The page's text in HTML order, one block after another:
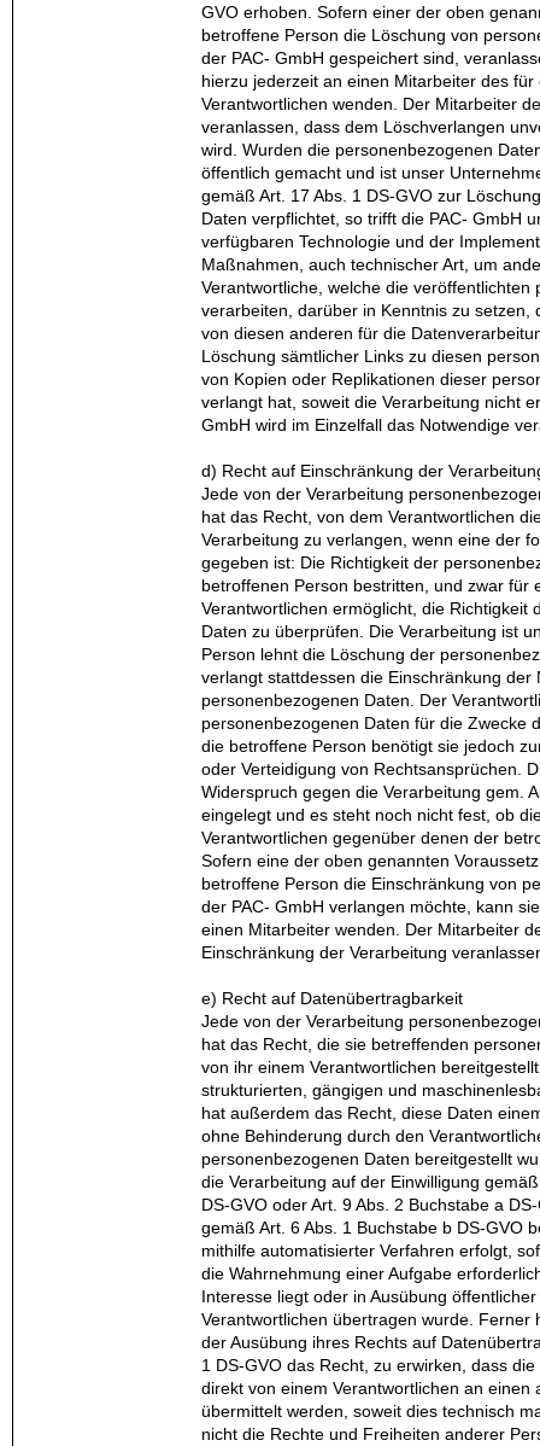
GVO erhoben. Sofern einer der oben
betroffene Person die Löschung von
der PAC- GmbH gespeichert sind,
hierzu jederzeit an einen Mitarbeiter des für
Verantwortlichen wenden. Der Mitarbeiter
veranlassen, dass dem Löschverlangen
wird. Wurden die personenbezogenen
öffentlich gemacht und ist unser
gemäß Art. 17 Abs. 1 DS-GVO zur
Daten verpflichtet, so trifft die PAC- GmbH
verfügbaren Technologie und der
Maßnahmen, auch technischer Art, um
Verantwortliche, welche die veröffentlichten
verarbeiten, darüber in Kenntnis zu setzen,
von diesen anderen für die
Löschung sämtlicher Links zu diesen
von Kopien oder Replikationen dieser
verlangt hat, soweit die Verarbeitung nicht
GmbH wird im Einzelfall das Notwendige
d) Recht auf Einschränkung der
Jede von der Verarbeitung
hat das Recht, von dem Verantwortlichen
Verarbeitung zu verlangen, wenn eine der
gegeben ist: Die Richtigkeit der
betroffenen Person bestritten, und zwar für
Verantwortlichen ermöglicht, die Richtigkeit
Daten zu überprüfen. Die Verarbeitung ist
Person lehnt die Löschung der
verlangt stattdessen die Einschränkung der
personenbezogenen Daten. Der
personenbezogenen Daten für die Zwecke
die betroffene Person benötigt sie jedoch
oder Verteidigung von Rechtsansprüchen.
Widerspruch gegen die Verarbeitung gem.
eingelegt und es steht noch nicht fest, ob
Verantwortlichen gegenüber denen der
Sofern eine der oben genannten
betroffene Person die Einschränkung von
der PAC- GmbH verlangen möchte, kann
einen Mitarbeiter wenden. Der Mitarbeiter
Einschränkung der Verarbeitung
e) Recht auf Datenübertragbarkeit
Jede von der Verarbeitung
hat das Recht, die sie betreffenden
von ihr einem Verantwortlichen
strukturierten, gängigen und
hat außerdem das Recht, diese Daten
ohne Behinderung durch den
personenbezogenen Daten bereitgestellt
die Verarbeitung auf der Einwilligung
DS-GVO oder Art. 9 Abs. 2 Buchstabe a
gemäß Art. 6 Abs. 1 Buchstabe b DS-GVO
mithilfe automatisierter Verfahren erfolgt,
die Wahrnehmung einer Aufgabe
Interesse liegt oder in Ausübung
Verantwortlichen übertragen wurde. Ferner
der Ausübung ihres Rechts auf
1 DS-GVO das Recht, zu erwirken, dass
direkt von einem Verantwortlichen an einen
übermittelt werden, soweit dies technisch
nicht die Rechte und Freiheiten anderer